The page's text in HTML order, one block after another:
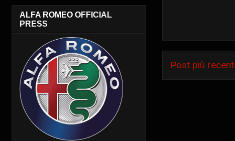
Post più
ALFA ROMEO OFFICIAL
PRESS